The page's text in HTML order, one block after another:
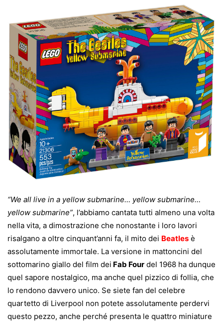
“We all live in a yellow submarine… yellow submarine…
yellow submarine”, l’abbiamo cantata tutti almeno una volta
nella vita, a dimostrazione che nonostante i loro lavori
risalgano a oltre cinquant’anni fa, il mito dei Beatles è
assolutamente immortale. La versione in mattoncini del
sottomarino giallo del film dei Fab Four del 1968 ha dunque
quel sapore nostalgico, ma anche quel pizzico di follia, che
lo rendono davvero unico. Se siete fan del celebre
quartetto di Liverpool non potete assolutamente perdervi
questo pezzo, anche perché presenta le quattro miniature